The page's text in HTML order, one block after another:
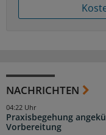
NACHRICHTEN
Praxisbegehung
Vorbereitung
04:22 Uhr